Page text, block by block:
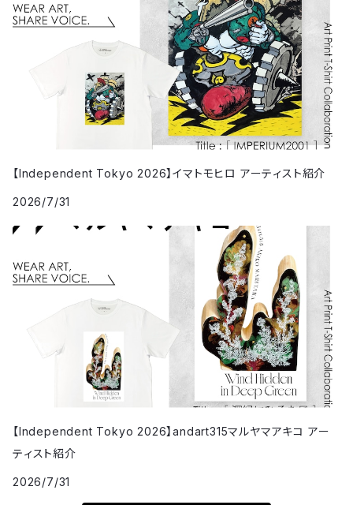
【Independent Tokyo 2026】イマトモヒロ アーティスト紹介
2026/7/31
【Independent Tokyo 2026】andart315マルヤマアキコ アー
ティスト紹介
2026/7/31